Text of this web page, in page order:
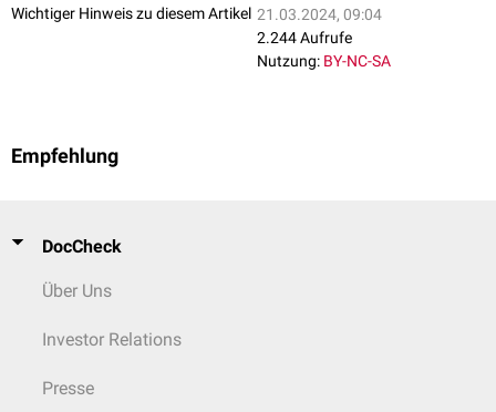
Wichtiger Hinweis zu diesem Artikel 21.03.2024, 09:04
2.244 Aufrufe
Nutzung: BY-NC-SA
Empfehlung
DocCheck
Über Uns
Investor Relations
Presse